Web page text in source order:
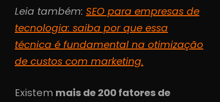
Leia também: SEO para empresas de
tecnologia: saiba por que essa
técnica é fundamental na otimização
de custos com marketing.
Existem mais de 200 fatores de